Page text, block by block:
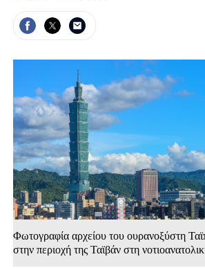
Φωτογραφία αρχείου του ουρανοξύστη
στην περιοχή της Ταϊβάν στη